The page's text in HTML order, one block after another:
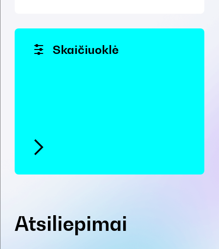
Skaičiuoklė
Atsiliepimai